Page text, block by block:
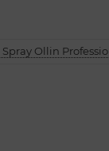
Ollin